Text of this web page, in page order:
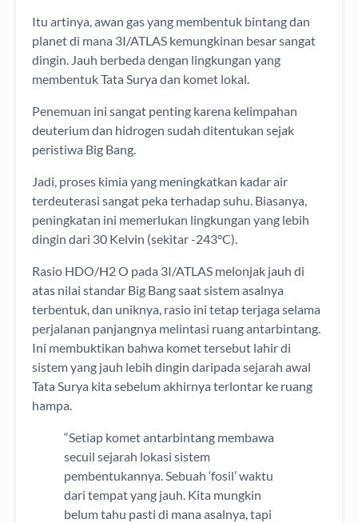
Itu artinya, awan gas yang membentuk bintang dan
planet di mana 3I/ATLAS kemungkinan besar sangat
dingin. Jauh berbeda dengan lingkungan yang
membentuk Tata Surya dan komet lokal.
Penemuan ini sangat penting karena kelimpahan
deuterium dan hidrogen sudah ditentukan sejak
peristiwa Big Bang.
Jadi, proses kimia yang meningkatkan kadar air
terdeuterasi sangat peka terhadap suhu. Biasanya,
peningkatan ini memerlukan lingkungan yang lebih
dingin dari 30 Kelvin (sekitar -243°C).
Rasio HDO/H2 O pada 3I/ATLAS melonjak jauh di
atas nilai standar Big Bang saat sistem asalnya
terbentuk, dan uniknya, rasio ini tetap terjaga selama
perjalanan panjangnya melintasi ruang antarbintang.
Ini membuktikan bahwa komet tersebut lahir di
sistem yang jauh lebih dingin daripada sejarah awal
Tata Surya kita sebelum akhirnya terlontar ke ruang
hampa.
“Setiap komet antarbintang membawa
secuil sejarah lokasi sistem
pembentukannya. Sebuah ‘fosil’ waktu
dari tempat yang jauh. Kita mungkin
belum tahu pasti di mana asalnya, tapi